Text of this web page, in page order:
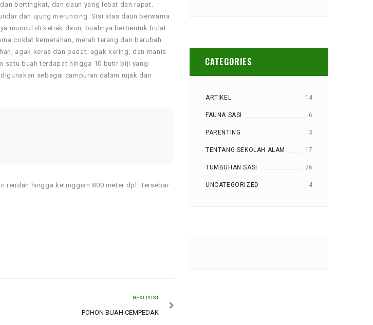
bertingkat, dan daun yang lebat dan rapat.
dan ujung meruncing. Sisi atas daun berwarna
muncul di ketiak daun, buahnya berbentuk bulat
coklat kemerahan, merah terang dan berubah
agak keras dan padat, agak kering, dan manis
satu buah terdapat hingga 10 butir biji yang
sebagai campuran dalam rujak dan
rendah hingga ketinggian 800 meter dpl. Tersebar
NEXT POST
POHON BUAH CEMPEDAK
CATEGORIES
ARTIKEL 14
FAUNA SASI 6
PARENTING 3
TENTANG SEKOLAH ALAM 17
TUMBUHAN SASI 26
UNCATEGORIZED 4